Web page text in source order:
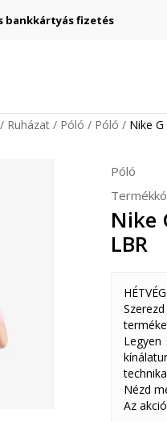
bankkártyás fizetés
Ruházat Póló Póló Nike G
Póló
Nike
LBR
Legyen
Nézd
Az